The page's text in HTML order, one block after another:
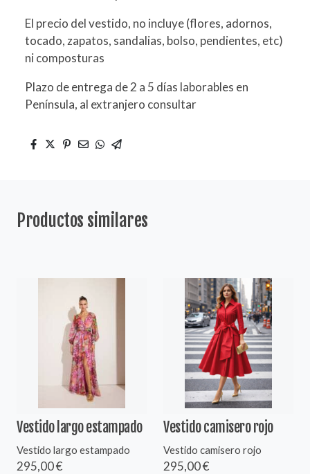
El precio del vestido, no incluye (flores, adornos,
tocado, zapatos, sandalias, bolso, pendientes, etc)
ni composturas
Plazo de entrega de 2 a 5 días laborables en
Península, al extranjero consultar
Productos similares
Vestido largo estampado
Vestido largo estampado
295,00 €
Vestido camisero rojo
Vestido camisero rojo
295,00 €